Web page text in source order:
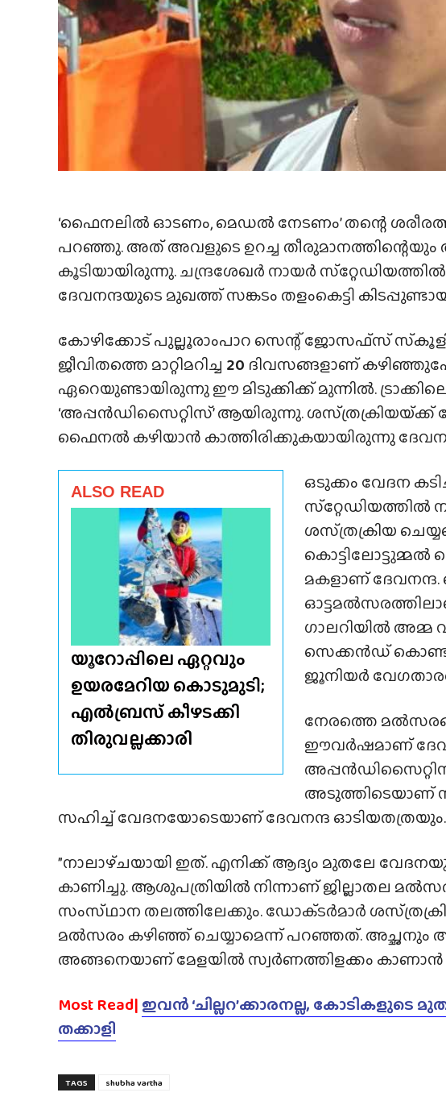
‘ഫൈനലിൽ ഓടണം, മെഡൽ നേടണം’ തന്റെ
പറഞ്ഞു. അത് അവളുടെ ഉറച്ച തീരുമാനത്തിന്റെയും
കൂടിയായിരുന്നു. ചന്ദ്രശേഖർ നായർ
ദേവനന്ദയുടെ മുഖത്ത് സങ്കടം തളംകെട്ടി
കോഴിക്കോട് പുല്ലൂരാംപാറ സെന്റ് ജോസഫ്‌സ്
ജീവിതത്തെ മാറ്റിമറിച്ച 20 ദിവസങ്ങളാണ്
ഏറെയുണ്ടായിരുന്നു ഈ മിടുക്കിക്ക് മുന്നിൽ.
‘അപ്പൻഡിസൈറ്റിസ്’ ആയിരുന്നു. ശസ്‌ത്രക്രിയയ്‌ക്ക്
ഫൈനൽ കഴിയാൻ കാത്തിരിക്കുകയായിരുന്നു
ALSO READ
യൂറോപ്പിലെ ഏറ്റവും
ഉയരമേറിയ കൊടുമുടി;
എൽബ്രസ് കീഴടക്കി
തിരുവല്ലക്കാരി
ഒടുക്കം വേദന
സ്‌റ്റേഡിയത്തിൽ
ശസ്‌ത്രക്രിയ
മകളാണ്
ഗാലറിയിൽ അമ്മ
സെക്കൻഡ് കൊണ്ട്
ജൂനിയർ
നേരത്തെ
ഈവർഷമാണ്
അടുത്തിടെയാണ്
സഹിച്ച് വേദനയോടെയാണ് ദേവനന്ദ ഓടിയതത്രയും.
”നാലാഴ്‌ചയായി ഇത്. എനിക്ക് ആദ്യം മുതലേ
കാണിച്ചു. ആശുപത്രിയിൽ നിന്നാണ് ജില്ലാതല
സംസ്‌ഥാന തലത്തിലേക്കും. ഡോക്‌ടർമാർ
മൽസരം കഴിഞ്ഞ് ചെയ്യാമെന്ന് പറഞ്ഞത്. അച്ഛനും
അങ്ങനെയാണ് മേളയിൽ സ്വർണത്തിളക്കം കാണാൻ
Most Read| ഇവൻ ‘ചില്ലറ’ക്കാരനല്ല, കോടികളുടെ
തക്കാളി
TAGS shubha vartha